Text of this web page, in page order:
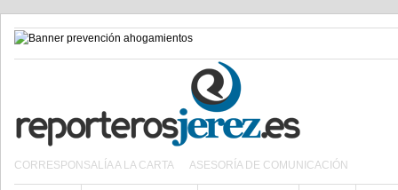
CORRESPONSALÍA A LA CARTA ASESORÍA DE COMUNICACIÓN